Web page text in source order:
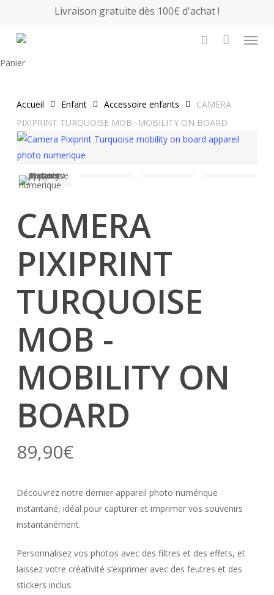
main
Livraison gratuite dès 100€ d'achat !
Menu
PanierClose
Accueil Enfant Accessoire enfants
CAMERA
PIXIPRINT TURQUOISE MOB -MOBILITY ON BOARD
CAMERA
PIXIPRINT
TURQUOISE
MOB -
MOBILITY ON
BOARD
89,90€
Découvrez notre dernier appareil photo numérique
instantané, idéal pour capturer et imprimer vos souvenirs
instantanément.
Personnalisez vos photos avec des filtres et des effets, et
laissez votre créativité s’exprimer avec des feutres et des
stickers inclus.